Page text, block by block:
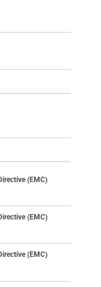
(EMC)
(EMC)
(EMC)